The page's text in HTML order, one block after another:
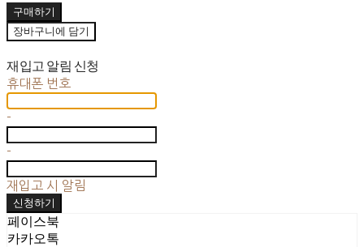
구매하기
장바구니에 담기
재입고 알림 신청
휴대폰 번호
-
-
재입고 시 알림
신청하기
페이스북
카카오톡